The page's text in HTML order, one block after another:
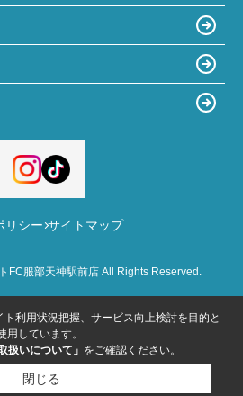
リシー サイトマップ
FC服部天神駅前店 All Rights Reserved.
利用状況把握、サービス向上検討を目的と
しています。
扱いについて」 をご確認ください。
閉じる